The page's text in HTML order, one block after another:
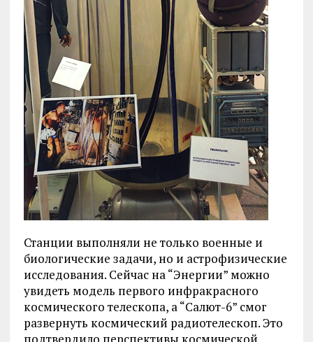
Станции выполняли не только военные и
биологические задачи, но и астрофизические
исследования. Сейчас на “Энергии” можно
увидеть модель первого инфракрасного
космического телескопа, а “Салют-6” смог
развернуть космический радиотелескоп. Это
подтвердило перспективы космической